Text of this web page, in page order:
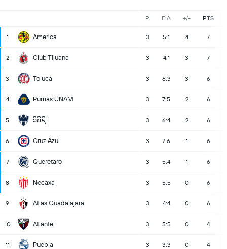
P F:A +/- PTS
1 America 3 5:1 4 7
2 Club Tijuana 3 4:1 3 7
3 Toluca 3 6:3 3 6
4 Pumas UNAM 3 7:5 2 6
5 ວີບີຊີ 3 6:4 2 6
6 Cruz Azul 3 7:6 1 6
7 Queretaro 3 5:4 1 6
8 Necaxa 3 5:5 0 6
9 Atlas Guadalajara 3 4:4 0 6
10 Atlante 3 5:5 0 4
11 Puebla 3 3:3 0 4